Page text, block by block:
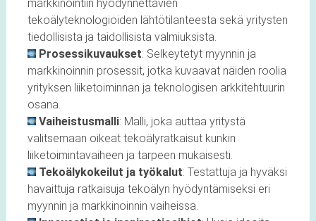
markkinointiin hyödynnettävien
tekoälyteknologioiden lähtötilanteesta sekä yritysten
tiedollisista ja taidollisista valmiuksista.
Prosessikuvaukset: Selkeytetyt myynnin ja
markkinoinnin prosessit, jotka kuvaavat näiden roolia
yrityksen liiketoiminnan ja teknologisen arkkitehtuurin
osana.
Vaiheistusmalli: Malli, joka auttaa yritystä
valitsemaan oikeat tekoälyratkaisut kunkin
liiketoimintavaiheen ja tarpeen mukaisesti.
Tekoälykokeilut ja työkalut: Testattuja ja hyväksi
havaittuja ratkaisuja tekoälyn hyödyntämiseksi eri
myynnin ja markkinoinnin vaiheissa.